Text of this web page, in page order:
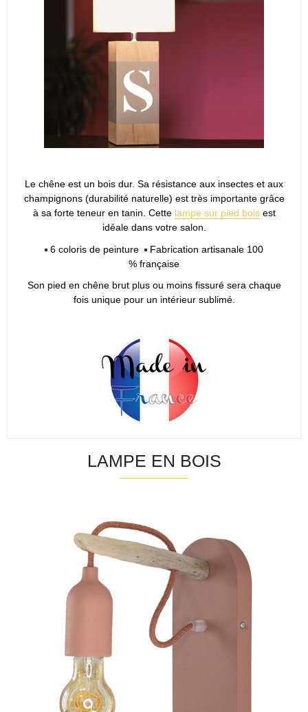
Le chêne est un bois dur. Sa résistance aux insectes et aux
champignons (durabilité naturelle) est très importante grâce
à sa forte teneur en tanin. Cette lampe sur pied boisest
idéale dans votre salon.
6 coloris de peinture
Fabrication artisanale 100
% française
Son pied en chêne brut plus ou moins fissuré sera chaque
fois unique pour un intérieur sublimé.
LAMPE EN BOIS